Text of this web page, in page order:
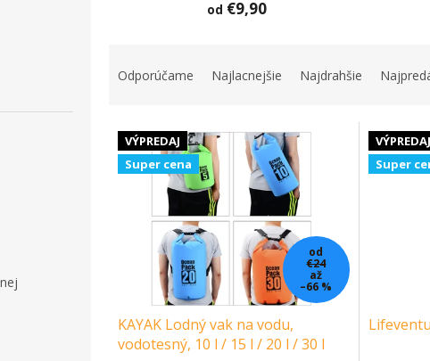
od €9,90
n
Odporúčame Najlacnejšie Najdrahšie
V
p
VÝPREDAJ
Super cena
od
€24
až
–66 %
KAYAK Lodný vak na vodu,
vodotesný, 10 l / 15 l / 20 l / 30 l
VÝPREDAJ
Super